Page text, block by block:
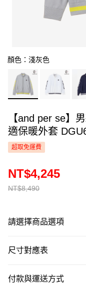
顏色：淺灰色
【and per se】
適保暖外套
超取免運費
NT$8,490
NT$4,245
請選擇商品選項
尺寸對應表
付款與運送方式